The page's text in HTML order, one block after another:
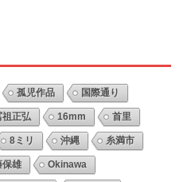
孤児作品 国際通り
祖正弘 16mm 首里
8ミリ 沖縄 糸満市
保雄 Okinawa